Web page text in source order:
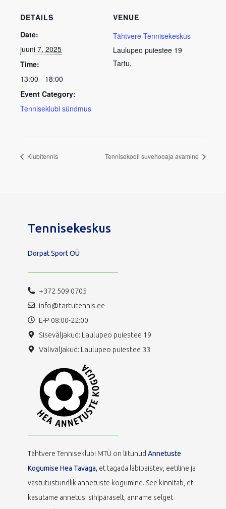
DETAILS
Date:
juuni 7, 2025
Time:
13:00 - 18:00
Event Category:
Tenniseklubi sündmus
VENUE
Tähtvere Tennisekeskus
Laulupeo puiestee 19
Tartu,
Klubitennis Tennisekooli suvehooaja avamine
Tennisekeskus
Dorpat Sport OÜ
+372 509 0705
info@tartutennis.ee
E-P 08:00-22:00
Siseväljakud: Laulupeo puiestee 19
Väliväljakud: Laulupeo puiestee 33
Tähtvere Tenniseklubi MTÜ on liitunud Annetuste
Kogumise Hea Tavaga, et tagada läbipaistev, eetiline ja
vastutustundlik annetuste kogumine. See kinnitab, et
kasutame annetusi sihipäraselt, anname selget